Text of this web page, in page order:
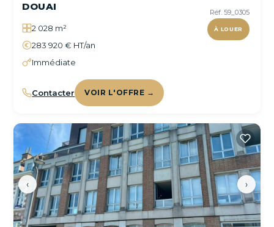
Réf. 59_0305
À LOUER
DOUAI
2 028 m²
283 920 € HT/an
Immédiate
Contacter VOIR L'OFFRE →
‹ ›